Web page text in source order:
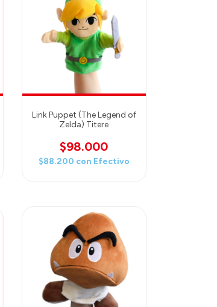
Link Puppet (The Legend of
Zelda) Titere
$98.000
$88.200 con Efectivo